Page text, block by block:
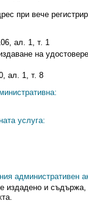
при вече
ал. 1, т. 1
на
ал. 1, т. 8
услуга:
административен
издадено и